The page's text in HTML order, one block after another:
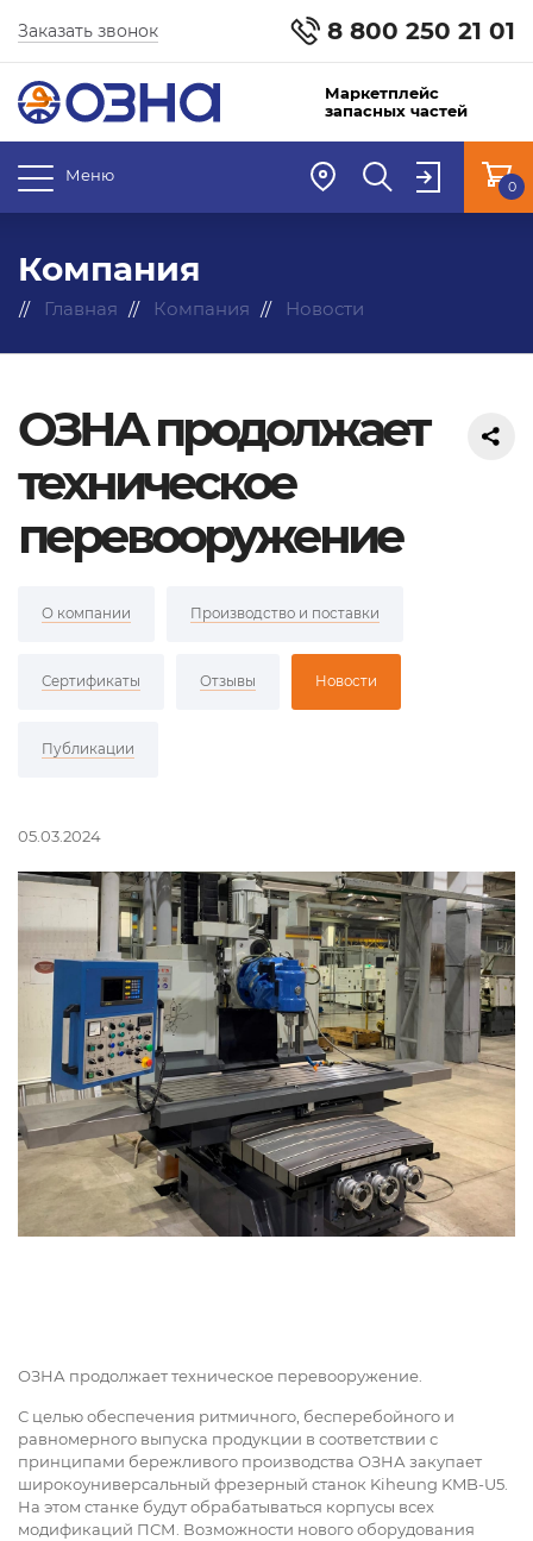
8 800 250 21 01
Заказать звонок
Маркетплейс
запасных частей
Меню
0
Компания
Главная Компания Новости
ОЗНА продолжает
техническое
перевооружение
О компании Производство и поставки
Сертификаты Отзывы Новости
Публикации
05.03.2024
ОЗНА продолжает техническое перевооружение.
С целью обеспечения ритмичного, бесперебойного и
равномерного выпуска продукции в соответствии с
принципами бережливого производства ОЗНА закупает
широкоуниверсальный фрезерный станок Kiheung KMB-U5.
На этом станке будут обрабатываться корпусы всех
модификаций ПСМ. Возможности нового оборудования